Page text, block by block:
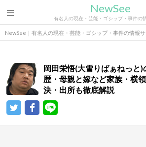
NewSee
有名人の現在・芸能・ゴシップ・事件の
NewSee｜有名人の現在・芸能・ゴシップ・事件の情報サ
岡田栄悟(大雪りばぁねっと
歴・母親と嫁など家族・横
決・出所も徹底解説